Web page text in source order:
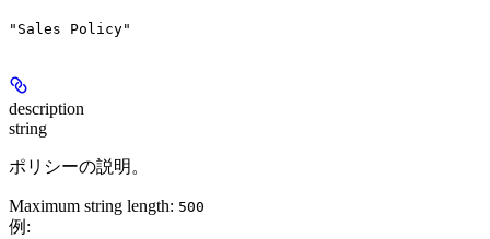
"Sales Policy"
description
string
ポリシーの説明。
Maximum string length: 500
例 :